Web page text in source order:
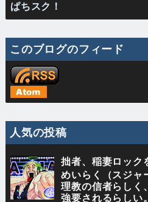
ぱちスク！
このブログのフィード
人気の投稿
拙者、稲妻ロック
めいらく（スジャ
理教の信者らしく
強要されるらしい